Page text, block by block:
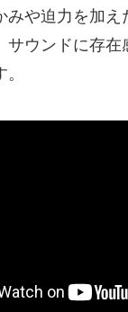
みや迫力を加
サウンドに存在